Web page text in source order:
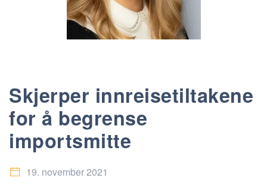
Skjerper innreisetiltakene
for å begrense
importsmitte
19. november 2021